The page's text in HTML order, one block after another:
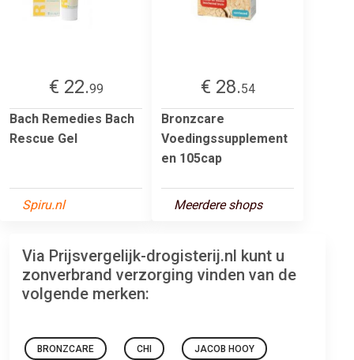
€ 22.99
Bach Remedies Bach
Rescue Gel
Spiru.nl
€ 28.54
Bronzcare
Voedingssupplement
en 105cap
Meerdere shops
Via Prijsvergelijk-drogisterij.nl kunt u
zonverbrand verzorging vinden van de
volgende merken:
BRONZCARE CHI JACOB HOOY